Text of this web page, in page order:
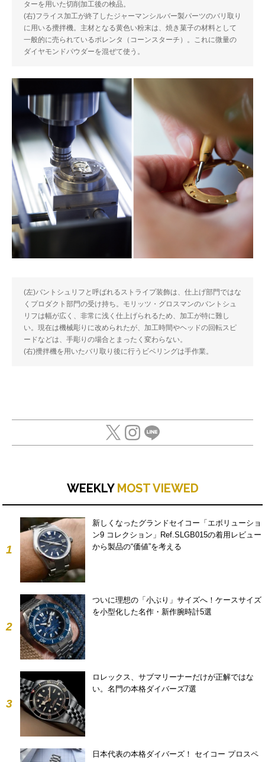
ターを用いた切削加工後の検品。
(右)フライス加工が終了したジャーマンシルバー製パーツのバリ取り
に用いる攪拌機。主材となる黄色い粉末は、焼き菓子の材料として
一般的に売られているポレンタ（コーンスターチ）。これに微量の
ダイヤモンドパウダーを混ぜて使う。
(左)バントシュリフと呼ばれるストライプ装飾は、仕上げ部門ではな
くプロダクト部門の受け持ち。モリッツ・グロスマンのバントシュ
リフは幅が広く、非常に浅く仕上げられるため、加工が特に難し
い。現在は機械彫りに改められたが、加工時間やヘッドの回転スピ
ードなどは、手彫りの場合とまったく変わらない。
(右)攪拌機を用いたバリ取り後に行うビベリングは手作業。
WEEKLY MOST VIEWED
1
新しくなったグランドセイコー「エボリューショ
ン9 コレクション」Ref.SLGB015の着用レビュー
から製品の“価値”を考える
2
ついに理想の「小ぶり」サイズへ！ケースサイズ
を小型化した名作・新作腕時計5選
3
ロレックス、サブマリーナーだけが正解ではな
い。名門の本格ダイバーズ7選
日本代表の本格ダイバーズ！ セイコー プロスペ